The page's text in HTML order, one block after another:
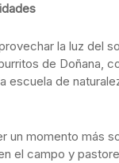
la luz del
de Doñana,
escuela de
un momento más
el campo y